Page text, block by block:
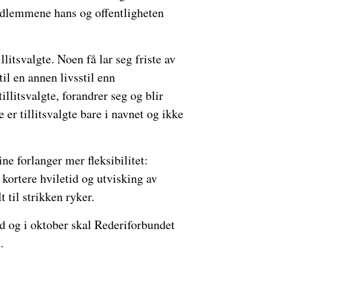
hans og offentligheten
Noen få lar seg friste av
en annen livsstil enn
forandrer seg og blir
er tillitsvalgte bare i navnet og ikke
forlanger mer fleksibilitet:
kortere hviletid og utvisking av
til strikken ryker.
og i oktober skal Rederiforbundet